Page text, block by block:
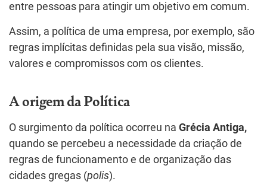
entre pessoas para atingir um objetivo em comum.
Assim, a política de uma empresa, por exemplo, são
regras implícitas definidas pela sua visão, missão,
valores e compromissos com os clientes.
A origem da Política
O surgimento da política ocorreu na Grécia Antiga,
quando se percebeu a necessidade da criação de
regras de funcionamento e de organização das
cidades gregas (polis).